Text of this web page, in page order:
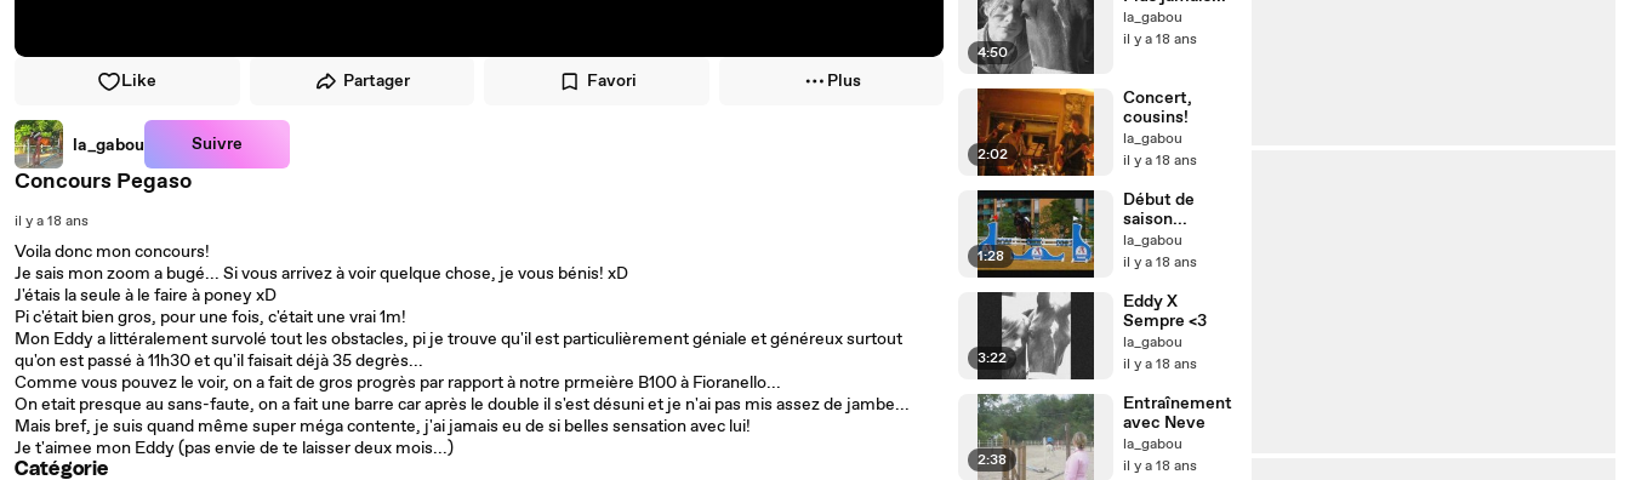
Like Partager Favori Plus
la_gabou Suivre
Concours Pegaso
il y a 18 ans
Voila donc mon concours!
Je sais mon zoom a bugé... Si vous arrivez à voir quelque chose, je vous bénis! xD
J'étais la seule à le faire à poney xD
Pi c'était bien gros, pour une fois, c'était une vrai 1m!
Mon Eddy a littéralement survolé tout les obstacles, pi je trouve qu'il est particulièrement géniale et généreux surtout
qu'on est passé à 11h30 et qu'il faisait déjà 35 degrès...
Comme vous pouvez le voir, on a fait de gros progrès par rapport à notre prmeière B100 à Fioranello...
On etait presque au sans-faute, on a fait une barre car après le double il s'est désuni et je n'ai pas mis assez de jambe...
Mais bref, je suis quand même super méga contente, j'ai jamais eu de si belles sensation avec lui!
Je t'aimee mon Eddy (pas envie de te laisser deux mois...)
Catégorie
4:50
la_gabou
il y a 18 ans
2:02
Concert,
cousins!
la_gabou
il y a 18 ans
1:28
Début de
saison...
la_gabou
il y a 18 ans
3:22
Eddy X
Sempre <3
la_gabou
il y a 18 ans
2:38
Entraînement
avec Neve
la_gabou
il y a 18 ans